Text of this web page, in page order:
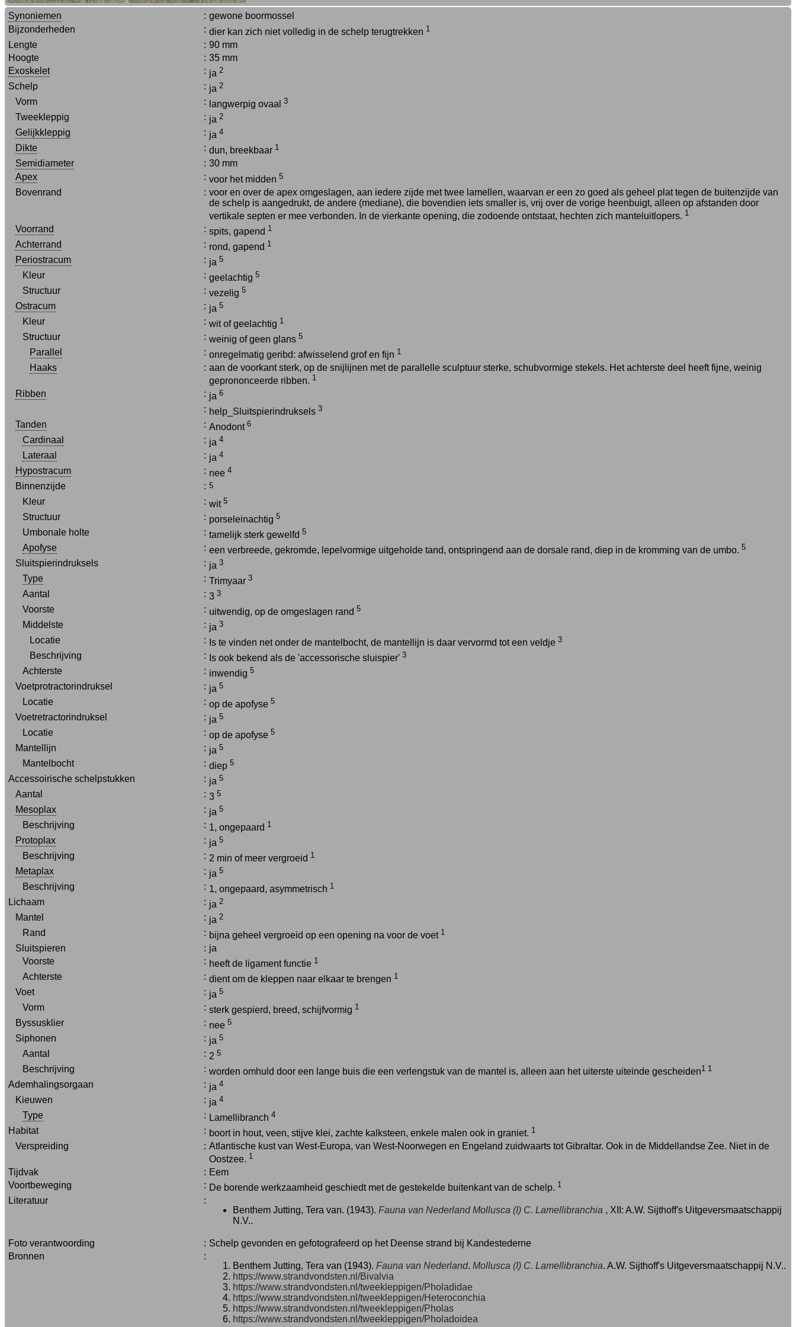
Synoniemen : gewone boormossel
Bijzonderheden
: dier kan zich niet volledig in de schelp terugtrekken 1
Lengte : 90 mm
Hoogte
: 35 mm
Exoskelet
: ja 2
Schelp : ja 2
Vorm : langwerpig ovaal 3
Tweekleppig : ja 2
Gelijkkleppig : ja 4
Dikte : dun, breekbaar 1
Semidiameter : 30 mm
Apex
: voor het midden 5
Bovenrand : voor en over de apex omgeslagen, aan iedere zijde met twee lamellen, waarvan er een zo goed als geheel plat tegen de buitenzijde van
de schelp is aangedrukt, de andere (mediane), die bovendien iets smaller is, vrij over de vorige heenbuigt, alleen op afstanden door
vertikale septen er mee verbonden. In de vierkante opening, die zodoende ontstaat, hechten zich manteluitlopers. 1
Voorrand : spits, gapend 1
Achterrand : rond, gapend 1
Periostracum : ja 5
Kleur : geelachtig 5
Structuur : vezelig 5
Ostracum : ja 5
Kleur : wit of geelachtig 1
Structuur : weinig of geen glans 5
Parallel : onregelmatig geribd: afwisselend grof en fijn 1
Haaks : aan de voorkant sterk, op de snijlijnen met de parallelle sculptuur sterke, schubvormige stekels. Het achterste deel heeft fijne, weinig
geprononceerde ribben. 1
Ribben : ja 6
: help_Sluitspierindruksels 3
Tanden : Anodont 6
Cardinaal : ja 4
Lateraal : ja 4
Hypostracum : nee 4
Binnenzijde : 5
Kleur : wit 5
Structuur : porseleinachtig 5
Umbonale holte : tamelijk sterk gewelfd 5
Apofyse : een verbreede, gekromde, lepelvormige uitgeholde tand, ontspringend aan de dorsale rand, diep in de kromming van de umbo. 5
Sluitspierindruksels : ja 3
Type : Trimyaar 3
Aantal : 3 3
Voorste : uitwendig, op de omgeslagen rand 5
Middelste : ja 3
Locatie : Is te vinden net onder de mantelbocht, de mantellijn is daar vervormd tot een veldje 3
Beschrijving : Is ook bekend als de 'accessorische sluispier' 3
Achterste : inwendig 5
Voetprotractorindruksel : ja 5
Locatie : op de apofyse 5
Voetretractorindruksel : ja 5
Locatie : op de apofyse 5
Mantellijn : ja 5
Mantelbocht : diep 5
Accessoirische schelpstukken : ja 5
Aantal : 3 5
Mesoplax : ja 5
Beschrijving : 1, ongepaard 1
Protoplax : ja 5
Beschrijving : 2 min of meer vergroeid 1
Metaplax : ja 5
Beschrijving : 1, ongepaard, asymmetrisch 1
Lichaam : ja 2
Mantel : ja 2
Rand : bijna geheel vergroeid op een opening na voor de voet 1
Sluitspieren : ja
Voorste
: heeft de ligament functie 1
Achterste : dient om de kleppen naar elkaar te brengen 1
Voet : ja 5
Vorm : sterk gespierd, breed, schijfvormig 1
Byssusklier : nee 5
Siphonen : ja 5
Aantal : 2 5
Beschrijving : worden omhuld door een lange buis die een verlengstuk van de mantel is, alleen aan het uiterste uiteinde gescheiden1 1
Ademhalingsorgaan : ja 4
Kieuwen : ja 4
Type : Lamellibranch 4
Habitat : boort in hout, veen, stijve klei, zachte kalksteen, enkele malen ook in graniet. 1
Verspreiding : Atlantische kust van West-Europa, van West-Noorwegen en Engeland zuidwaarts tot Gibraltar. Ook in de Middellandse Zee. Niet in de
Oostzee. 1
Tijdvak : Eem
Voortbeweging
: De borende werkzaamheid geschiedt met de gestekelde buitenkant van de schelp. 1
Literatuur
:
Benthem Jutting, Tera van. (1943). Fauna van Nederland Mollusca (I) C. Lamellibranchia , XII: A.W. Sijthoff's Uitgeversmaatschappij
N.V..
Foto verantwoording : Schelp gevonden en gefotografeerd op het Deense strand bij Kandestederne
Bronnen
:
Benthem Jutting, Tera van (1943). Fauna van Nederland. Mollusca (I) C. Lamellibranchia. A.W. Sijthoff's Uitgeversmaatschappij N.V..
https://www.strandvondsten.nl/Bivalvia
https://www.strandvondsten.nl/tweekleppigen/Pholadidae
https://www.strandvondsten.nl/tweekleppigen/Heteroconchia
https://www.strandvondsten.nl/tweekleppigen/Pholas
https://www.strandvondsten.nl/tweekleppigen/Pholadoidea